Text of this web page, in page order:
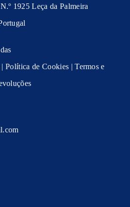
1925 Leça da Palmeira
|Política de Cookies |Termos e